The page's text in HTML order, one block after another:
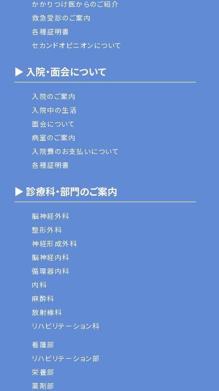
かかりつけ医からのご紹介
救急受診のご案内
各種証明書
セカンドオピニオンについて
▶ 入院・面会について
入院のご案内
入院中の生活
面会について
病室のご案内
入院費のお支払いについて
各種証明書
▶ 診療科・部門のご案内
脳神経外科
整形外科
神経形成外科
脳神経内科
循環器内科
内科
麻酔科
放射線科
リハビリテーション科
看護部
リハビリテーション部
栄養部
薬剤部